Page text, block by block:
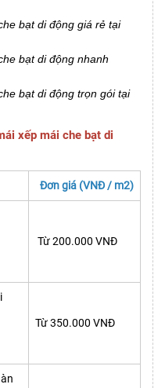
bạt di động giá rẻ tại
bạt di động nhanh
bạt di động trọn gói tại
xếp mái che bạt di
Đơn giá (VNĐ / m2)
Từ 200.000 VNĐ
Từ 350.000 VNĐ